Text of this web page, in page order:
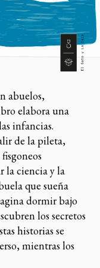
abuelos,
elabora una
infancias.
de la pileta,
la ciencia y la
que sueña
dormir bajo
los secretos
historias se
mientras los